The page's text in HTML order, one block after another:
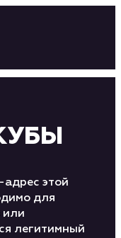
адрес этой
для
или
легитимный